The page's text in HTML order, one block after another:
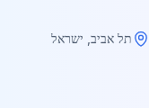
תל אביב, ישראל